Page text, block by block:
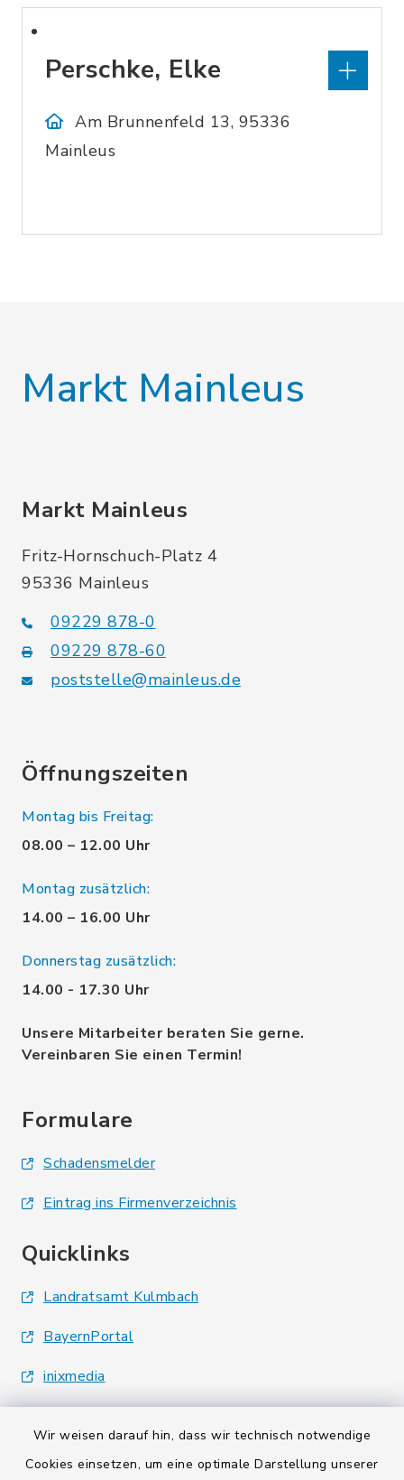
Wir weisen darauf hin, dass wir technisch notwendige
Cookies einsetzen, um eine optimale Darstellung unserer
Perschke, Elke
Am Brunnenfeld 13, 95336
Mainleus
Markt Mainleus
Markt Mainleus
Fritz-Hornschuch-Platz 4
95336 Mainleus
09229 878-0
09229 878-60
poststelle@mainleus.de
Öffnungszeiten
Montag bis Freitag:
08.00 – 12.00 Uhr
Montag zusätzlich:
14.00 – 16.00 Uhr
Donnerstag zusätzlich:
14.00 - 17.30 Uhr
Unsere Mitarbeiter beraten Sie gerne.
Vereinbaren Sie einen Termin!
Formulare
Schadensmelder
Eintrag ins Firmenverzeichnis
Quicklinks
Landratsamt Kulmbach
BayernPortal
inixmedia